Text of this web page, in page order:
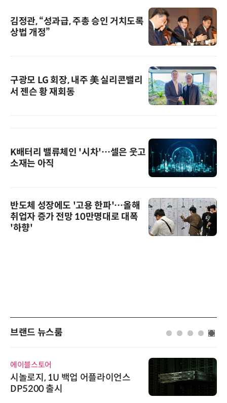
김정관, “성과급, 주총 승인 거치도록
상법 개정”
구광모 LG 회장, 내주 美 실리콘밸리
서 젠슨 황 재회동
K배터리 밸류체인 '시차'…셀은 웃고
소재는 아직
반도체 성장에도 '고용 한파'…올해
취업자 증가 전망 10만명대로 대폭
'하향'
브랜드 뉴스룸
에이블스토어
시놀로지, 1U 백업 어플라이언스
DP5200 출시